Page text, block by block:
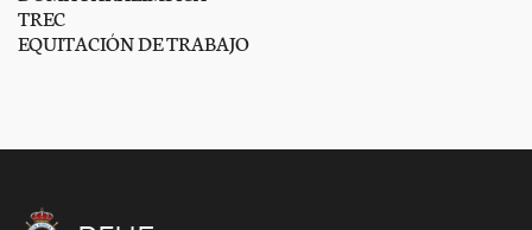
TREC
EQUITACIÓN DE TRABAJO